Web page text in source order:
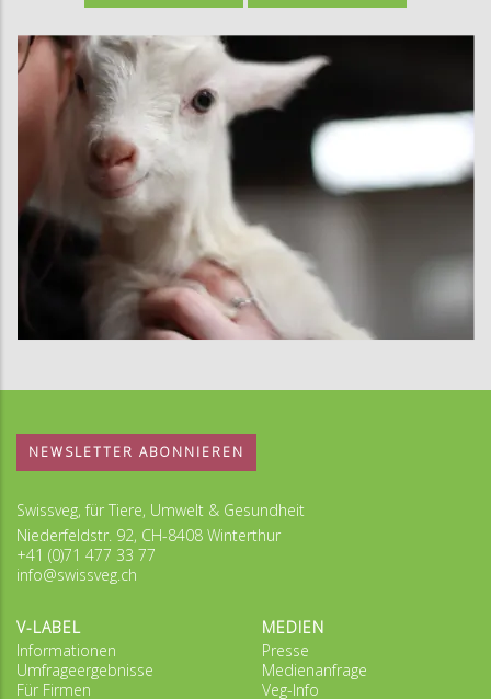
NEWSLETTER ABONNIEREN
Swissveg, für Tiere, Umwelt & Gesundheit
Niederfeldstr. 92, CH-8408 Winterthur
+41 (0)71 477 33 77
info@swissveg.ch
V-LABEL
Informationen
Umfrageergebnisse
Für Firmen
MEDIEN
Presse
Medienanfrage
Veg-Info